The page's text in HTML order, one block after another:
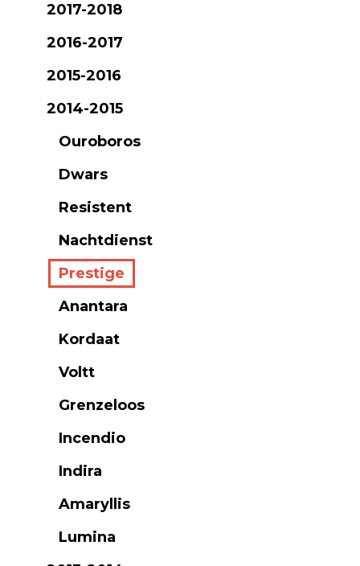
2017-2018
2016-2017
2015-2016
2014-2015
Ouroboros
Dwars
Resistent
Nachtdienst
Prestige
Anantara
Kordaat
Voltt
Grenzeloos
Incendio
Indira
Amaryllis
Lumina